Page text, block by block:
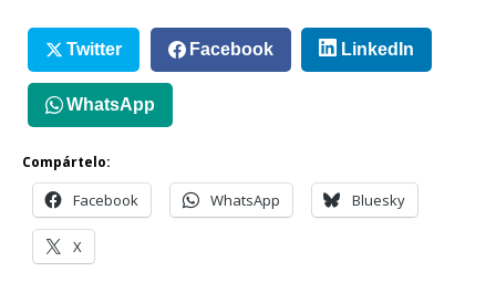
Twitter Facebook LinkedIn
WhatsApp
Compártelo:
Facebook WhatsApp Bluesky
X